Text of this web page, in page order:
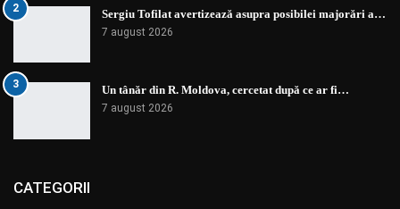
2 Sergiu Tofilat avertizează asupra posibilei majorări a…
7 august 2026
3 Un tânăr din R. Moldova, cercetat după ce ar fi…
7 august 2026
CATEGORII